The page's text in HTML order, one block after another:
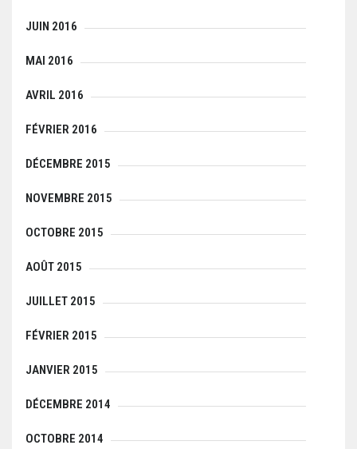
JUIN 2016
MAI 2016
AVRIL 2016
FÉVRIER 2016
DÉCEMBRE 2015
NOVEMBRE 2015
OCTOBRE 2015
AOÛT 2015
JUILLET 2015
FÉVRIER 2015
JANVIER 2015
DÉCEMBRE 2014
OCTOBRE 2014